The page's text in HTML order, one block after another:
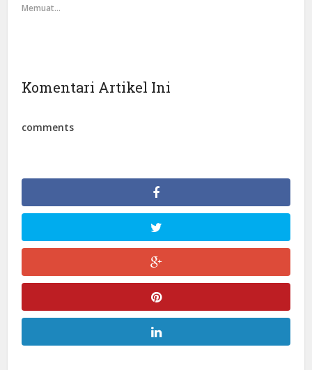
Memuat...
Komentari Artikel Ini
comments